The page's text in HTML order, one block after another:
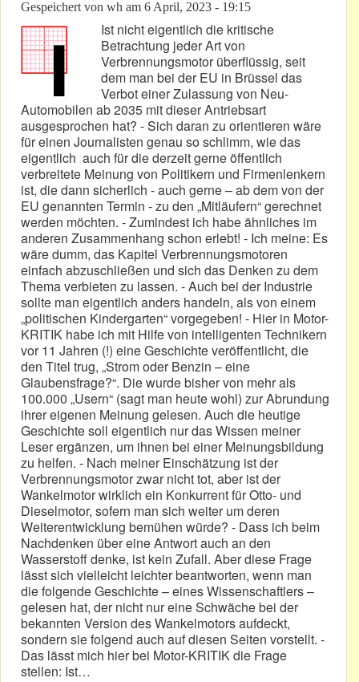
Gespeichert von wh am 6 April, 2023 - 19:15
Ist nicht eigentlich die kritische
Betrachtung jeder Art von
Verbrennungsmotor überflüssig, seit
dem man bei der EU in Brüssel das
Verbot einer Zulassung von Neu-
Automobilen ab 2035 mit dieser Antriebsart
ausgesprochen hat? - Sich daran zu orientieren wäre
für einen Journalisten genau so schlimm, wie das
eigentlich auch für die derzeit gerne öffentlich
verbreitete Meinung von Politikern und Firmenlenkern
ist, die dann sicherlich - auch gerne – ab dem von der
EU genannten Termin - zu den „Mitläufern“ gerechnet
werden möchten. - Zumindest ich habe ähnliches im
anderen Zusammenhang schon erlebt! - Ich meine: Es
wäre dumm, das Kapitel Verbrennungsmotoren
einfach abzuschließen und sich das Denken zu dem
Thema verbieten zu lassen. - Auch bei der Industrie
sollte man eigentlich anders handeln, als von einem
„politischen Kindergarten“ vorgegeben! - Hier in Motor-
KRITIK habe ich mit Hilfe von intelligenten Technikern
vor 11 Jahren (!) eine Geschichte veröffentlicht, die
den Titel trug, „Strom oder Benzin – eine
Glaubensfrage?“. Die wurde bisher von mehr als
100.000 „Usern“ (sagt man heute wohl) zur Abrundung
ihrer eigenen Meinung gelesen. Auch die heutige
Geschichte soll eigentlich nur das Wissen meiner
Leser ergänzen, um ihnen bei einer Meinungsbildung
zu helfen. - Nach meiner Einschätzung ist der
Verbrennungsmotor zwar nicht tot, aber ist der
Wankelmotor wirklich ein Konkurrent für Otto- und
Dieselmotor, sofern man sich weiter um deren
Weiterentwicklung bemühen würde? - Dass ich beim
Nachdenken über eine Antwort auch an den
Wasserstoff denke, ist kein Zufall. Aber diese Frage
lässt sich vielleicht leichter beantworten, wenn man
die folgende Geschichte – eines Wissenschaftlers –
gelesen hat, der nicht nur eine Schwäche bei der
bekannten Version des Wankelmotors aufdeckt,
sondern sie folgend auch auf diesen Seiten vorstellt. -
Das lässt mich hier bei Motor-KRITIK die Frage
stellen: Ist…